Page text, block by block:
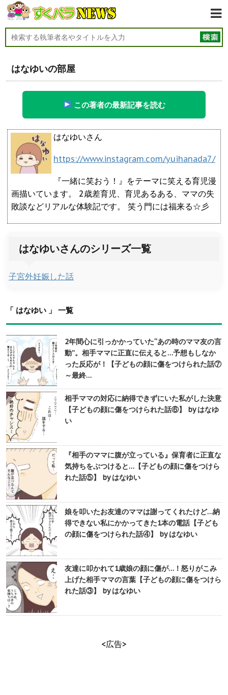
はなゆいの部屋
この著者の最新記事を読む
はなゆいさん
https://www.instagram.com/yuihanada7/
『一緒に笑おう！』をテーマに笑える育児漫
画描いています。 2歳差育児、育児あるある、ママの失
敗談などリアルな体験記です。 笑う門には福来る☆彡
はなゆいさんのシリーズ一覧
子宮外妊娠した話
「 はなゆい 」 一覧
2年間心に引っかかっていた“あの時のママ友の言
動”。相手ママに正直に伝えると…予想もしなか
った反応が！【子どもの顔に傷をつけられた話⑦
～最終…
相手ママの対応に納得できずにいた私がした決意
【子どもの顔に傷をつけられた話⑥】 by はなゆ
い
『相手のママに腹が立っている』保育者に正直な
気持ちをぶつけると…【子どもの顔に傷をつけら
れた話⑤】 by はなゆい
娘を叩いたお友達のママは謝ってくれたけど…納
得できない私にかかってきた1本の電話【子ども
の顔に傷をつけられた話④】 by はなゆい
友達に叩かれて1歳娘の顔に傷が…！怒りがこみ
上げた相手ママの言葉【子どもの顔に傷をつけら
れた話③】 by はなゆい
<広告>